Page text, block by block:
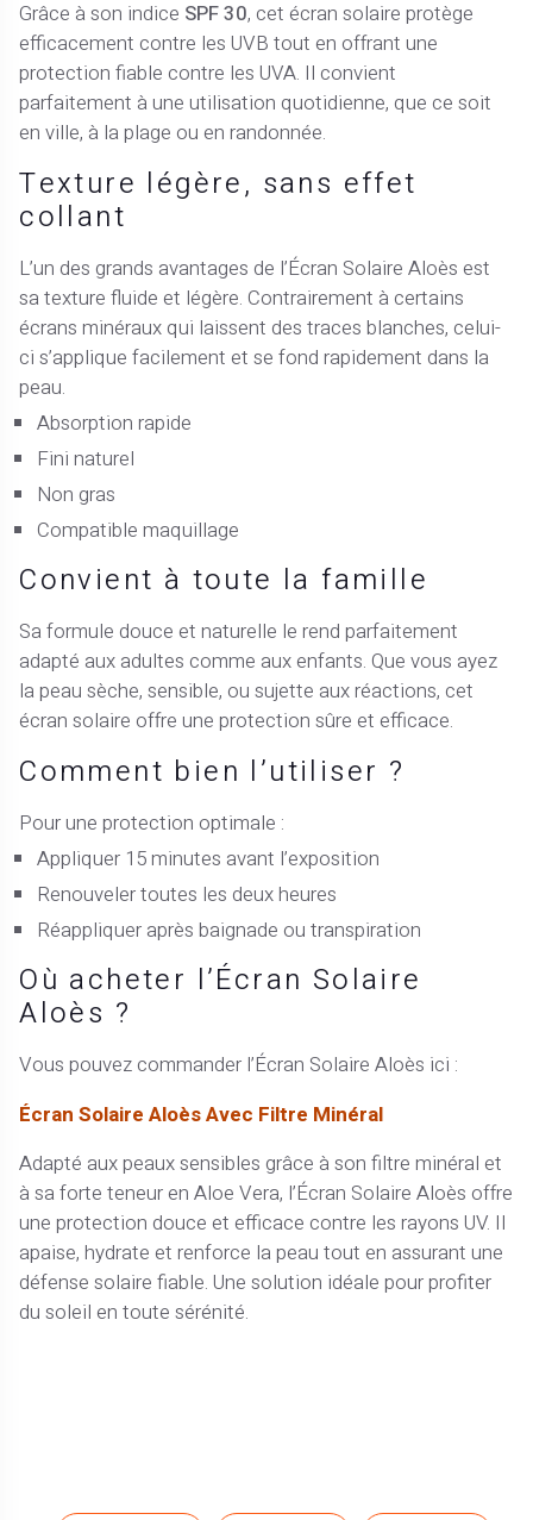
Grâce à son indice SPF 30, cet écran solaire protège
efficacement contre les UVB tout en offrant une
protection fiable contre les UVA. Il convient
parfaitement à une utilisation quotidienne, que ce soit
en ville, à la plage ou en randonnée.
Texture légère, sans effet
collant
L’un des grands avantages de l’Écran Solaire Aloès est
sa texture fluide et légère. Contrairement à certains
écrans minéraux qui laissent des traces blanches, celui-
ci s’applique facilement et se fond rapidement dans la
peau.
Absorption rapide
Fini naturel
Non gras
Compatible maquillage
Convient à toute la famille
Sa formule douce et naturelle le rend parfaitement
adapté aux adultes comme aux enfants. Que vous ayez
la peau sèche, sensible, ou sujette aux réactions, cet
écran solaire offre une protection sûre et efficace.
Comment bien l’utiliser ?
Pour une protection optimale :
Appliquer 15 minutes avant l’exposition
Renouveler toutes les deux heures
Réappliquer après baignade ou transpiration
Où acheter l’Écran Solaire
Aloès ?
Vous pouvez commander l’Écran Solaire Aloès ici :
Écran Solaire Aloès Avec Filtre Minéral
Adapté aux peaux sensibles grâce à son filtre minéral et
à sa forte teneur en Aloe Vera, l’Écran Solaire Aloès offre
une protection douce et efficace contre les rayons UV. Il
apaise, hydrate et renforce la peau tout en assurant une
défense solaire fiable. Une solution idéale pour profiter
du soleil en toute sérénité.